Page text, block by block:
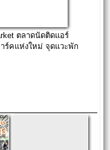
ตลาดนัดติดแอร์
ร์คแห่งใหม่ จุดแวะพัก